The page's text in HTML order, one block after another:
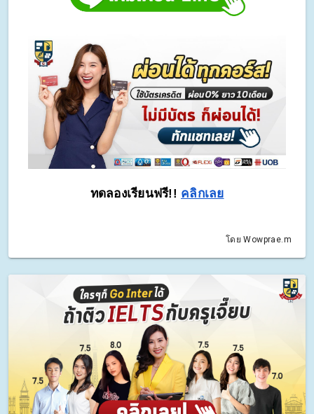
ทดลองเรียนฟรี!! คลิกเลย
โดย Wowprae.m